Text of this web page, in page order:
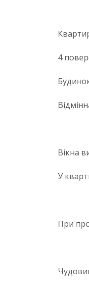
4
Вікна
У
При